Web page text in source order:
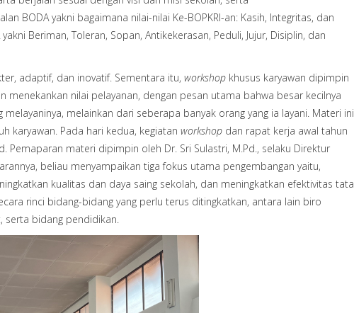
BODA yakni bagaimana nilai-nilai Ke-BOPKRI-an: Kasih, Integritas, dan
Beriman, Toleran, Sopan, Antikekerasan, Peduli, Jujur, Disiplin, dan
adaptif, dan inovatif. Sementara itu, workshop khusus karyawan dipimpin
menekankan nilai pelayanan, dengan pesan utama bahwa besar kecilnya
melainkan dari seberapa banyak orang yang ia layani. Materi ini
karyawan. Pada hari kedua, kegiatan workshop dan rapat kerja awal tahun
Pemaparan materi dipimpin oleh Dr. Sri Sulastri, M.Pd., selaku Direktur
beliau menyampaikan tiga fokus utama pengembangan yaitu,
kualitas dan daya saing sekolah, dan meningkatkan efektivitas tata
rinci bidang-bidang yang perlu terus ditingkatkan, antara lain biro
serta bidang pendidikan.